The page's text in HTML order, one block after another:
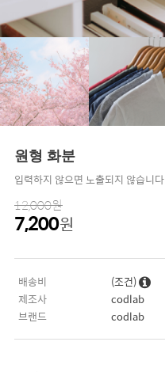
원형 화분
입력하지 않으면 노출되지 않습니다
12,000원
7,200원
배송비
(조건)
제조사
codlab
브랜드
codlab